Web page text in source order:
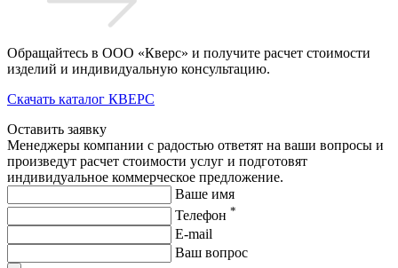
Обращайтесь в ООО «Кверс» и получите расчет стоимости
изделий и индивидуальную консультацию.
Скачать каталог КВЕРС
Оставить заявку
Менеджеры компании с радостью ответят на ваши вопросы и
произведут расчет стоимости услуг и подготовят
индивидуальное коммерческое предложение.
Ваше имя
Телефон *
E-mail
Ваш вопрос